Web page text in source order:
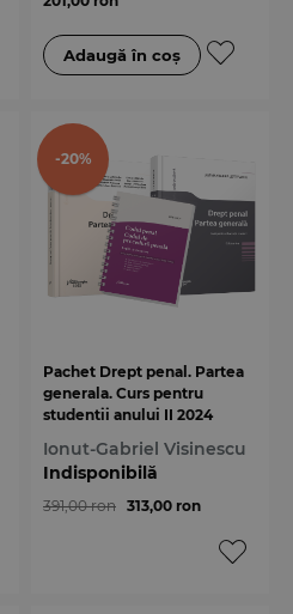
-20%
Pachet Drept penal. Partea
generala. Curs pentru
studentii anului II 2024
Ionut-Gabriel Visinescu
Indisponibilă
391,00 ron 313,00 ron